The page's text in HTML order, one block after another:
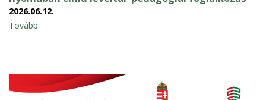
2026.06.12.
Tovább